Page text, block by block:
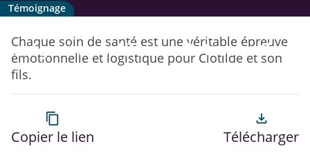
soigner mon fils sans le traumatiser
Témoignage
Chaque soin de santé est une véritable épreuve
émotionnelle et logistique pour Clotilde et son
fils.
content_copy
Copier le lien
file_download
Télécharger